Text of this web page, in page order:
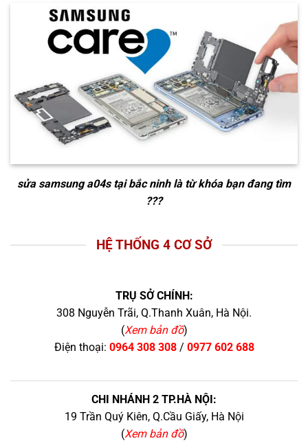
sửa samsung a04s tại bắc ninhlà từ khóa bạn đang tìm
???
HỆ THỐNG 4 CƠ SỞ
TRỤ SỞ CHÍNH:
308 Nguyễn Trãi, Q.Thanh Xuân, Hà Nội.
(Xem bản đồ)
Điện thoại: 0964 308 308/ 0977 602 688
CHI NHÁNH 2 TP.HÀ NỘI:
19 Trần Quý Kiên, Q.Cầu Giấy, Hà Nội
(Xem bản đồ)